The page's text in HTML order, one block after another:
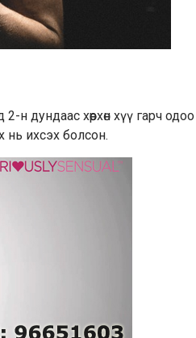
н дундаас хөөрхөн хүү гарч
ихсэх болсон.